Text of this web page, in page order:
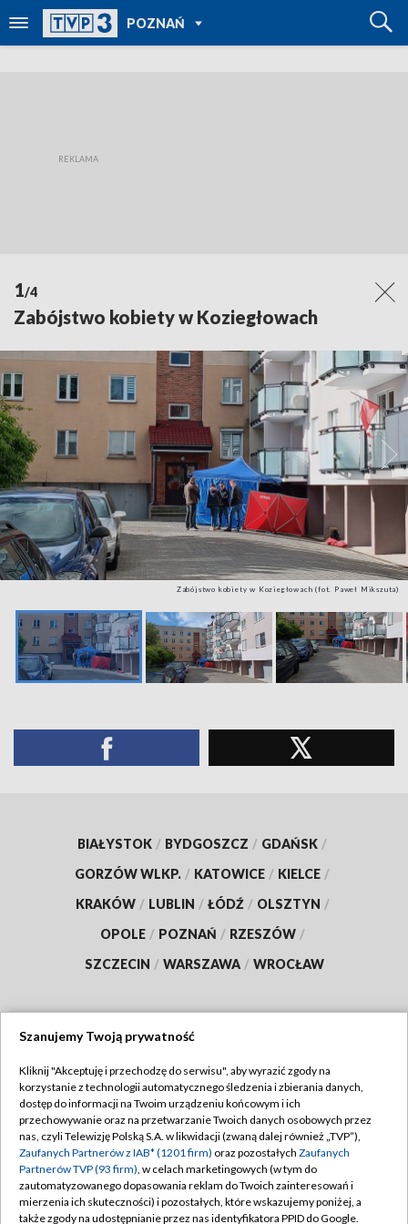
POZNAŃ
POWRÓT DO
TVP REGIONY
1/4
Zabójstwo kobiety w Koziegłowach
Zabójstwo kobiety w Koziegłowach (fot. Paweł Mikszuta)
BIAŁYSTOK / BYDGOSZCZ / GDAŃSK /
GORZÓW WLKP. / KATOWICE / KIELCE /
KRAKÓW / LUBLIN / ŁÓDŹ / OLSZTYN /
OPOLE / POZNAŃ / RZESZÓW /
SZCZECIN / WARSZAWA / WROCŁAW
TVP
Abonament TVP
Emisja w TVP
Centrum informacji TVP
Naziemna Telewizja Cyfrowa
Regulamin TVP
Polityka prywatności
Moje zgody
Pomoc
Szanujemy Twoją prywatność
Kliknij "Akceptuję i przechodzę do serwisu", aby wyrazić zgody na
korzystanie z technologii automatycznego śledzenia i zbierania danych,
dostęp do informacji na Twoim urządzeniu końcowym i ich
przechowywanie oraz na przetwarzanie Twoich danych osobowych przez
nas, czyli Telewizję Polską S.A. w likwidacji (zwaną dalej również „TVP”),
Zaufanych Partnerów z IAB* (1201 firm) oraz pozostałych Zaufanych
Partnerów TVP (93 firm), w celach marketingowych (w tym do
zautomatyzowanego dopasowania reklam do Twoich zainteresowań i
mierzenia ich skuteczności) i pozostałych, które wskazujemy poniżej, a
także zgody na udostępnianie przez nas identyfikatora PPID do Google.